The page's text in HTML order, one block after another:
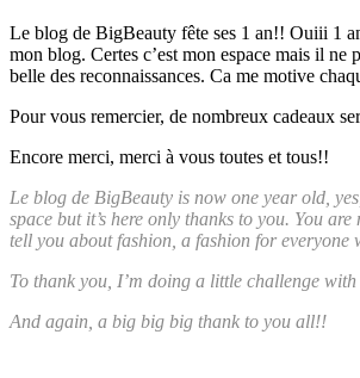
Le blog de BigBeauty fête ses 1 an!! Ouiii 1
mon blog. Certes c’est mon espace mais il
belle des reconnaissances. Ca me motive
Pour vous remercier, de nombreux cadeaux
Encore merci, merci à vous toutes et tous!!
Le blog de BigBeauty is now one year old,
space but it’s here only thanks to you. You
tell you about fashion, a fashion for everyone
To thank you, I’m doing a little challenge
And again, a big big big thank to you all!!